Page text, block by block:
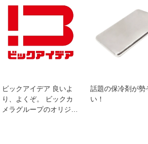
ビックアイデア 良いよ
り、よくぞ。 ビックカ
メラグループのオリジナ
話題の保冷剤が勢
い！